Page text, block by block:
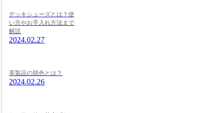
デッキシューズとは？使
い方やお手入れ方法まで
解説
2024.02.27
革製品の脱色とは？
2024.02.26